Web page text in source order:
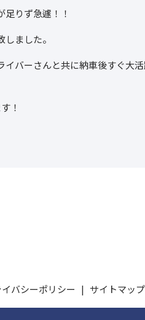
りず急遽！！
ました。
バーさんと共に納車後すぐ大
！
バシーポリシー サイトマップ